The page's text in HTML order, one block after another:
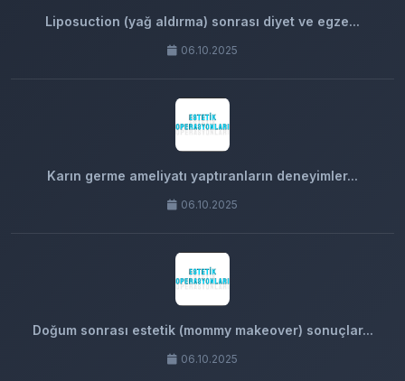
Liposuction (yağ aldırma) sonrası diyet ve egze...
06.10.2025
Karın germe ameliyatı yaptıranların deneyimler...
06.10.2025
Doğum sonrası estetik (mommy makeover) sonuçlar...
06.10.2025